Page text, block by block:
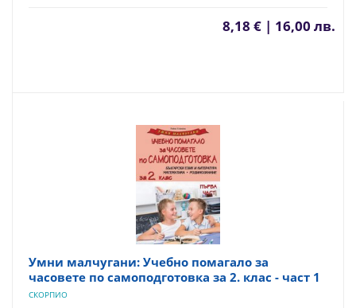
8,18 € | 16,00 лв.
Умни малчугани: Учебно помагало за
часовете по самоподготовка за 2. клас - част 1
СКОРПИО